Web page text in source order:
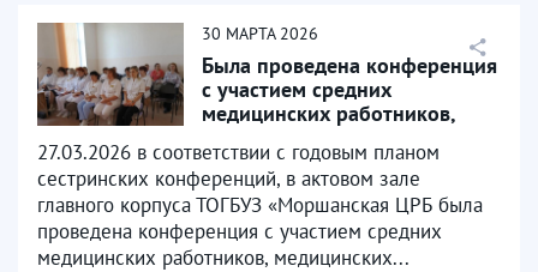
30 МАРТА 2026
Была проведена конференция
с участием средних
медицинских работников,
27.03.2026 в соответствии с годовым планом
сестринских конференций, в актовом зале
главного корпуса ТОГБУЗ «Моршанская ЦРБ была
проведена конференция с участием средних
медицинских работников, медицинских...